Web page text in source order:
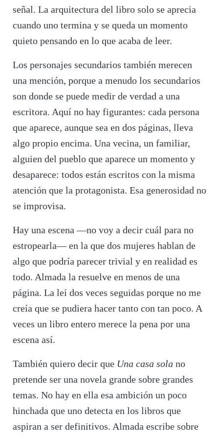
señal. La arquitectura del libro solo se aprecia
cuando uno termina y se queda un momento
quieto pensando en lo que acaba de leer.
Los personajes secundarios también merecen
una mención, porque a menudo los secundarios
son donde se puede medir de verdad a una
escritora. Aquí no hay figurantes: cada persona
que aparece, aunque sea en dos páginas, lleva
algo propio encima. Una vecina, un familiar,
alguien del pueblo que aparece un momento y
desaparece: todos están escritos con la misma
atención que la protagonista. Esa generosidad no
se improvisa.
Hay una escena —no voy a decir cuál para no
estropearla— en la que dos mujeres hablan de
algo que podría parecer trivial y en realidad es
todo. Almada la resuelve en menos de una
página. La leí dos veces seguidas porque no me
creía que se pudiera hacer tanto con tan poco. A
veces un libro entero merece la pena por una
escena así.
También quiero decir que Una casa solano
pretende ser una novela grande sobre grandes
temas. No hay en ella esa ambición un poco
hinchada que uno detecta en los libros que
aspiran a ser definitivos. Almada escribe sobre